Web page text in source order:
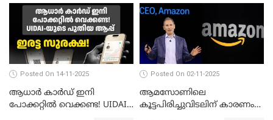
Posted On 14-11-2025
ആധാർ കാർഡ് ഇനി
പോക്കറ്റിൽ വെക്കണ്ട! UIDAI-
Posted On 02-11-2025
ആമസോണിലെ
കൂട്ടപിരിച്ചുവിടലിന് കാരണം